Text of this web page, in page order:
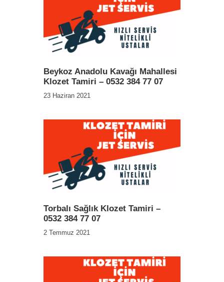
Beykoz Anadolu Kavağı Mahallesi
Klozet Tamiri – 0532 384 77 07
23 Haziran 2021
Torbalı Sağlık Klozet Tamiri –
0532 384 77 07
2 Temmuz 2021